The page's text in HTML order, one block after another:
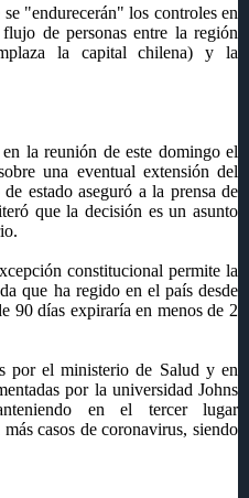
"endurecerán" los controles en
de personas entre la región
la capital chilena) y la
la reunión de este domingo el
una eventual extensión del
estado aseguró a la prensa de
que la decisión es un asunto
constitucional permite la
que ha regido en el país desde
90 días expiraría en menos de 2
por el ministerio de Salud y en
por la universidad Johns
en el tercer lugar
casos de coronavirus, siendo